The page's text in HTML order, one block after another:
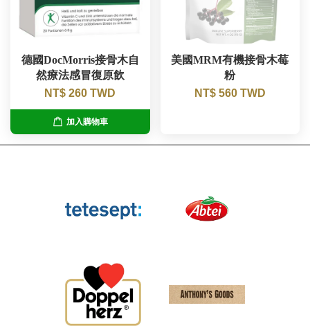
德國DocMorris接骨木自
然療法感冒復原飲
NT$ 260 TWD
加入購物車
美國MRM有機接骨木莓
粉
NT$ 560 TWD